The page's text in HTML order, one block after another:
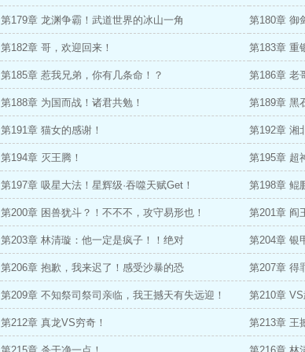
第179章 龙渊争霸！武道世界的冰山一角 第180章 御
第182章 哥，欢迎回来！ 第183章 重
第185章 惹我兄弟，你有几条命！？ 第186章 老
第188章 为国而战！诸君共勉！ 第189章 黑
第191章 猫女的感谢！ 第192章 湘
第194章 灭王腾！ 第195章 超
第197章 吸星大法！星辉级·吞噬天赋Get！ 第198章 鲲
第200章 困兽犹斗？！不不不，攻守易形也！ 第201章 阎
第203章 林清璇：他一定是疯子！！绝对 第204章 银
第206章 抱歉，我来迟了！感受沙暴的恐 第207章 得
第209章 不知祭司祭司亲临，我王撼天有失远迎！ 第210章
第212章 真龙VS穷奇！ 第213章 王